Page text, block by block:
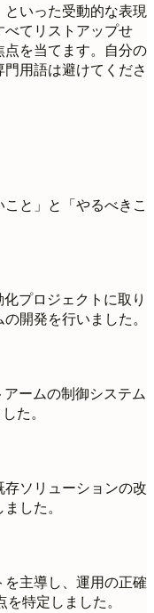
といった受動的な表現
てリストアップせ
を当てます。自分の
用語は避けてくださ
と」と「やるべきこ
プロジェクトに取り
開発を行いました。
ームの制御システム
た。
ソリューションの改
した。
主導し、運用の正確
特定しました。